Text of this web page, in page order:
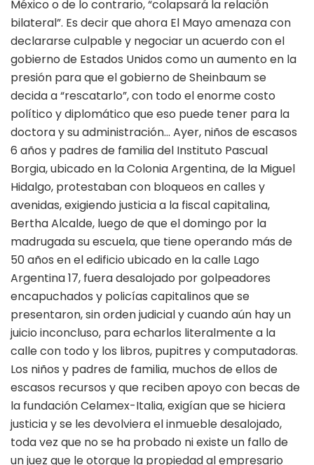
México o de lo contrario, “colapsará la relación
bilateral”. Es decir que ahora El Mayo amenaza con
declararse culpable y negociar un acuerdo con el
gobierno de Estados Unidos como un aumento en la
presión para que el gobierno de Sheinbaum se
decida a “rescatarlo”, con todo el enorme costo
político y diplomático que eso puede tener para la
doctora y su administración… Ayer, niños de escasos
6 años y padres de familia del Instituto Pascual
Borgia, ubicado en la Colonia Argentina, de la Miguel
Hidalgo, protestaban con bloqueos en calles y
avenidas, exigiendo justicia a la fiscal capitalina,
Bertha Alcalde, luego de que el domingo por la
madrugada su escuela, que tiene operando más de
50 años en el edificio ubicado en la calle Lago
Argentina 17, fuera desalojado por golpeadores
encapuchados y policías capitalinos que se
presentaron, sin orden judicial y cuando aún hay un
juicio inconcluso, para echarlos literalmente a la
calle con todo y los libros, pupitres y computadoras.
Los niños y padres de familia, muchos de ellos de
escasos recursos y que reciben apoyo con becas de
la fundación Celamex-Italia, exigían que se hiciera
justicia y se les devolviera el inmueble desalojado,
toda vez que no se ha probado ni existe un fallo de
un juez que le otorgue la propiedad al empresario